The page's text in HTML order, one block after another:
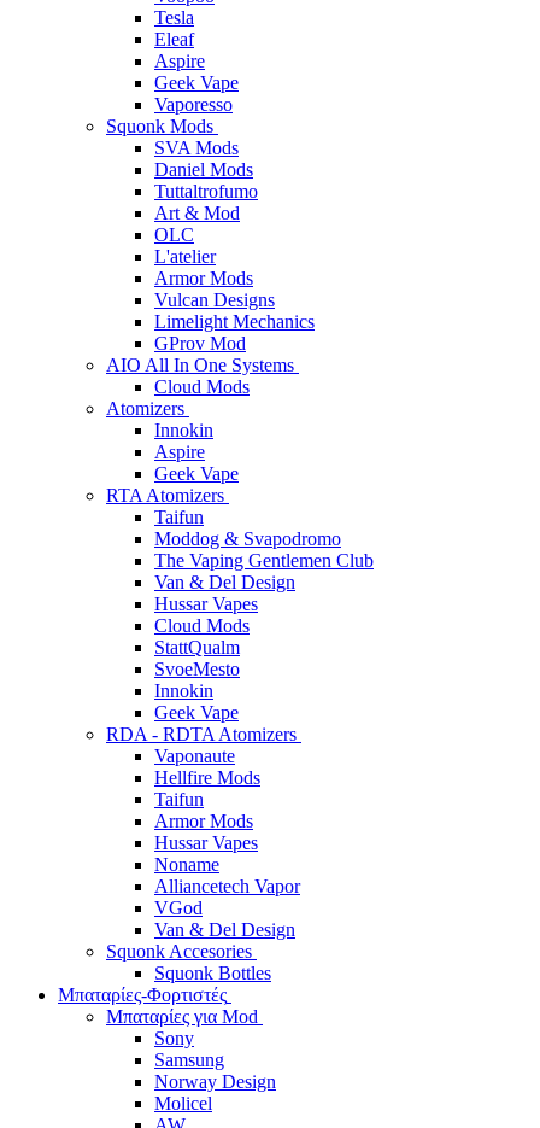
Tesla
Eleaf
Aspire
Geek Vape
Vaporesso
Squonk Mods
SVA Mods
Daniel Mods
Tuttaltrofumo
Art & Mod
OLC
L'atelier
Armor Mods
Vulcan Designs
Limelight Mechanics
GProv Mod
AIO All In One Systems
Cloud Mods
Atomizers
Innokin
Aspire
Geek Vape
RTA Atomizers
Taifun
Moddog & Svapodromo
The Vaping Gentlemen Club
Van & Del Design
Hussar Vapes
Cloud Mods
StattQualm
SvoeMesto
Innokin
Geek Vape
RDA - RDTA Atomizers
Vaponaute
Hellfire Mods
Taifun
Armor Mods
Hussar Vapes
Noname
Alliancetech Vapor
VGod
Van & Del Design
Squonk Accesories
Squonk Bottles
Μπαταρίες-Φορτιστές
Μπαταρίες για Mod
Sony
Samsung
Norway Design
Molicel